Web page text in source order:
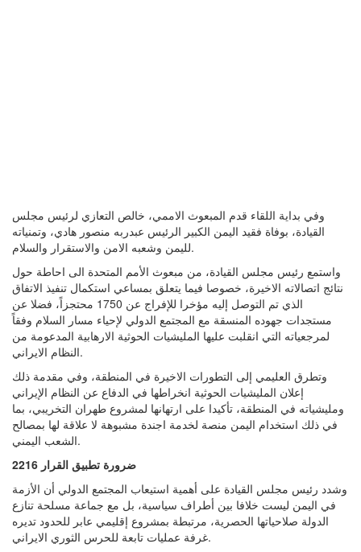
وفي بداية اللقاء قدم المبعوث الاممي، خالص التعازي لرئيس مجلس
القيادة، بوفاة فقيد اليمن الكبير الرئيس عبدربه منصور هادي، وتمنياته
لليمن وشعبه الامن والاستقرار والسلام.
واستمع رئيس مجلس القيادة، من مبعوث الأمم المتحدة الى احاطة حول
نتائج اتصالاته الاخيرة، خصوصا فيما يتعلق بمساعي استكمال تنفيذ الاتفاق
الذي تم التوصل إليه مؤخرا للإفراج عن 1750 محتجزاً، فضلا عن
مستجدات جهوده المنسقة مع المجتمع الدولي لإحياء مسار السلام وفقاً
لمرجعياته التي انقلبت عليها المليشيات الحوثية الارهابية المدعومة من
النظام الايراني.
وتطرق العليمي إلى التطورات الاخيرة في المنطقة، وفي مقدمة ذلك
إعلان المليشيات الحوثية انخراطها في الدفاع عن النظام الإيراني
ومليشياته في المنطقة، تأكيدا على ارتهانها لمشروع طهران التخريبي، بما
في ذلك استخدام اليمن منصة لخدمة اجندة مشبوهة لا علاقة لها بمصالح
الشعب اليمني.
ضرورة تطبيق القرار 2216
وشدد رئيس مجلس القيادة على أهمية استيعاب المجتمع الدولي أن الأزمة
في اليمن ليست خلافا بين أطراف سياسية، بل مع جماعة مسلحة تنازع
الدولة صلاحياتها الحصرية، مرتبطة بمشروع إقليمي عابر للحدود تديره
غرفة عمليات تابعة للحرس الثوري الايراني.